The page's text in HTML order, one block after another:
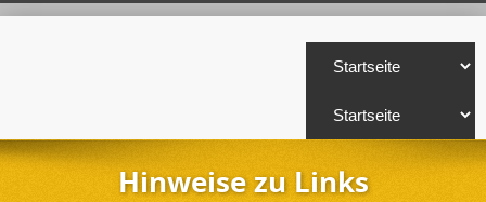
Hinweise zu Links